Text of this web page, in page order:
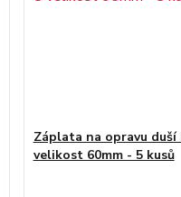
Záplata na opravu duší
velikost 60mm - 5 kusů